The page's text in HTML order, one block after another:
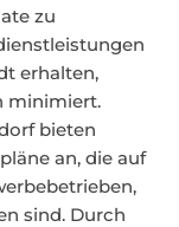
zu
erhalten,
minimiert.
bieten
an, die auf
sind. Durch